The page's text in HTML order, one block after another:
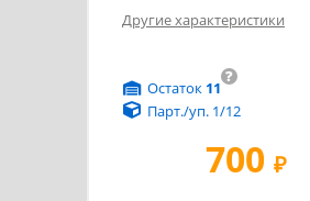
Другие характеристики
700 ₽
?
Остаток 11
Парт./уп. 1/12